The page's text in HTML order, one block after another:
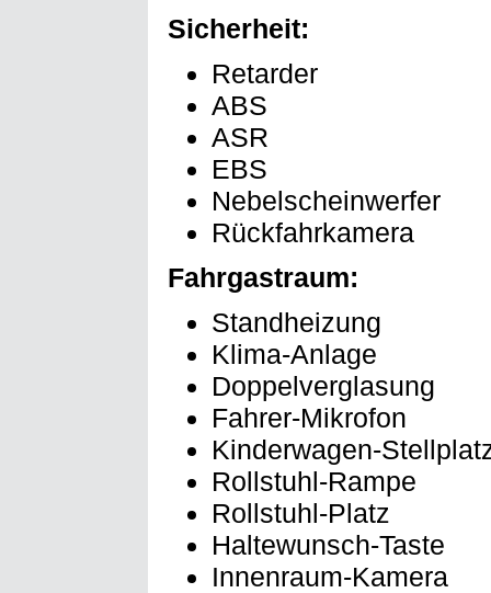
Sicherheit:
Retarder
ABS
ASR
EBS
Nebelscheinwerfer
Rückfahrkamera
Fahrgastraum:
Standheizung
Klima-Anlage
Doppelverglasung
Fahrer-Mikrofon
Kinderwagen-
Rollstuhl-Rampe
Rollstuhl-Platz
Haltewunsch-Taste
Innenraum-Kamera